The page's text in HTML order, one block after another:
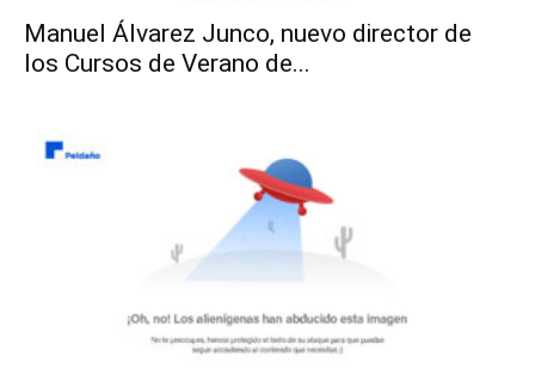
Manuel Álvarez Junco, nuevo director de
los Cursos de Verano de...